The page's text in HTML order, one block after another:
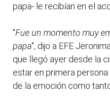
papa- le recibían en el
"Fue un momento muy
papa", dijo a EFE
que llegó ayer desde la
estar en primera
de la emoción como